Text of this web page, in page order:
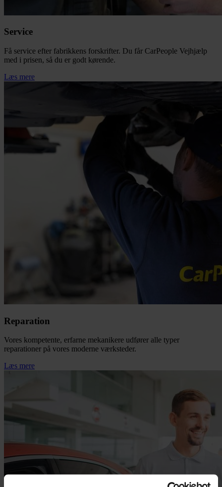
Service
Få service efter fabrikkens forskrifter. Du får CarPeople Vejhjælp
med i prisen, så du er godt kørende.
Læs mere
Reparation
Vores kompetente, erfarne mekanikere udfører alle typer
reparationer på vores moderne værksteder.
Læs mere